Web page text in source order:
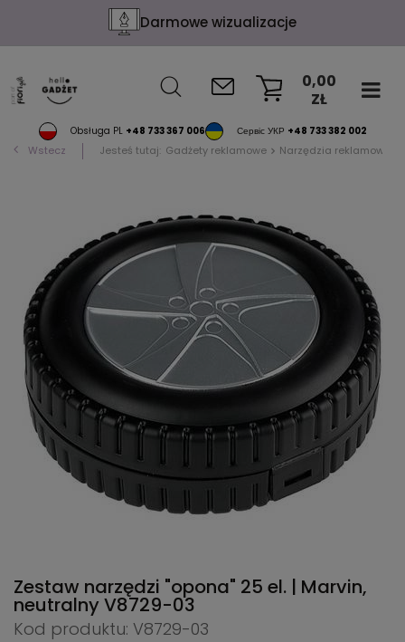
Darmowe wizualizacje
Obsługa PL +48 733 367 006 Сервіс УКР +48 733 382 002
0,00
ZŁ
Wstecz Jesteś tutaj: Gadżety reklamowe Narzędzia reklamowe
Zestaw narzędzi "opona" 25 el. | Marvin,
neutralnyV8729-03
Kod produktu: V8729-03